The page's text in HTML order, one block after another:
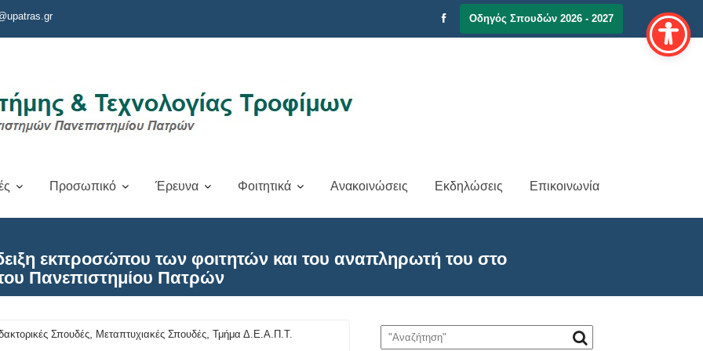
Οδηγός Σπουδών 2026 - 2027
Προσωπικό Έρευνα Φοιτητικά Ανακοινώσεις Εκδηλώσεις Επικοινωνία
εκπροσώπου των φοιτητών και του αναπληρωτή του στο
Πανεπιστημίου Πατρών
Σπουδές Μεταπτυχιακές Σπουδές Τμήμα Δ.Ε.Α.Π.Τ.